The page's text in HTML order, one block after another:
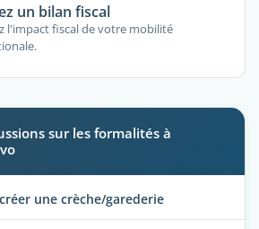
un bilan fiscal
l'impact fiscal de votre mobilité
sur les formalités à
une crèche/garederie